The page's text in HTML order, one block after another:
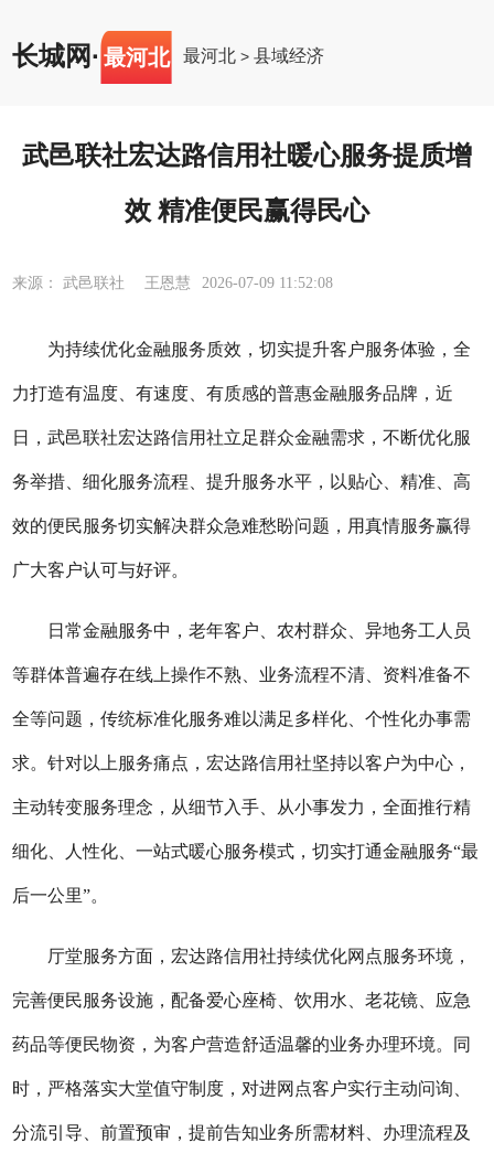
长城网· 最河北 最河北 >县域经济
武邑联社宏达路信用社暖心服务提质增
效 精准便民赢得民心
来源： 武邑联社 王恩慧 2026-07-09 11:52:08
为持续优化金融服务质效，切实提升客户服务体验，全
力打造有温度、有速度、有质感的普惠金融服务品牌，近
日 ，武邑联社宏达路信用社立足群众金融需求，不断优化服
务举措、细化服务流程、提升服务水平，以贴心、精准、高
效的便民服务切实解决群众急难愁盼问题，用真情服务赢得
广大客户认可与好评。
日常金融服务中，老年客户、农村群众、异地务工人员
等群体普遍存在线上操作不熟、业务流程不清、资料准备不
全等问题，传统标准化服务难以满足多样化、个性化办事需
求。针对以上服务痛点， 宏达路信用社坚持以客户为中心，
主动转变服务理念，从细节入手、从小事发力，全面推行精
细化、人性化、一站式暖心服务模式，切实打通金融服务“最
后一公里”。
厅堂服务方面， 宏达路信用社持续优化网点服务环境，
完善便民服务设施，配备爱心座椅、饮用水、老花镜、应急
药品等便民物资，为客户营造舒适温馨的业务办理环境。同
时，严格落实大堂值守制度，对进网点客户实行主动问询、
分流引导、前置预审，提前告知业务所需材料、办理流程及